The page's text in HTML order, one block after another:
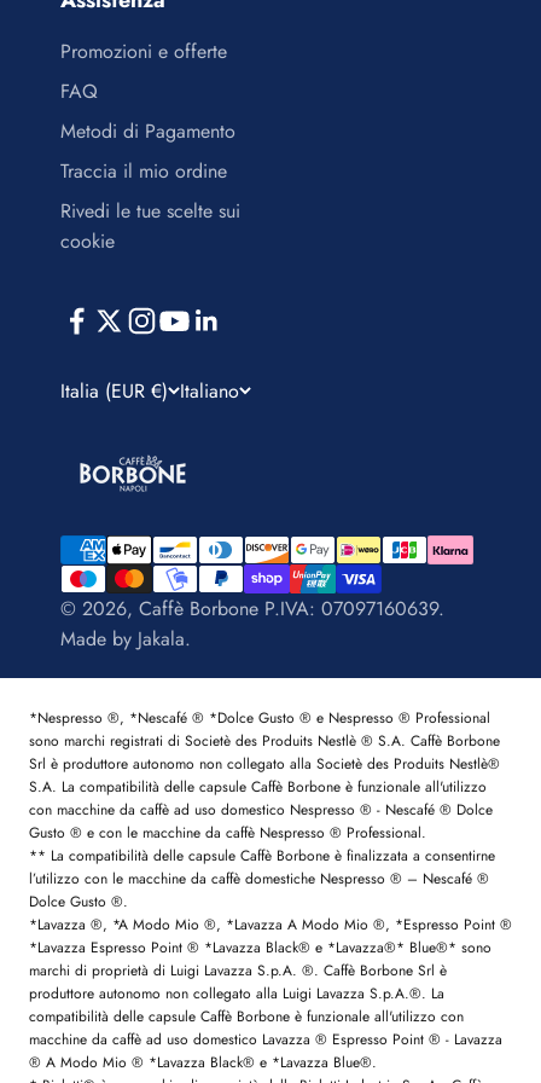
Promozioni e offerte
FAQ
Metodi di Pagamento
Traccia il mio ordine
Rivedi le tue scelte sui
cookie
Italia (EUR €) Italiano
© 2026, Caffè Borbone P.IVA: 07097160639.
Made by Jakala.
*Nespresso ®, *Nescafé ® *Dolce Gusto ® e Nespresso ® Professional
sono marchi registrati di Societè des Produits Nestlè ® S.A. Caffè Borbone
Srl è produttore autonomo non collegato alla Societè des Produits Nestlè®
S.A. La compatibilità delle capsule Caffè Borbone è funzionale all'utilizzo
con macchine da caffè ad uso domestico Nespresso ® - Nescafé ® Dolce
Gusto ® e con le macchine da caffè Nespresso ® Professional.
** La compatibilità delle capsule Caffè Borbone è finalizzata a consentirne
l’utilizzo con le macchine da caffè domestiche Nespresso ® – Nescafé ®
Dolce Gusto ®.
*Lavazza ®, *A Modo Mio ®, *Lavazza A Modo Mio ®, *Espresso Point ®
*Lavazza Espresso Point ® *Lavazza Black® e *Lavazza®* Blue®* sono
marchi di proprietà di Luigi Lavazza S.p.A. ®. Caffè Borbone Srl è
produttore autonomo non collegato alla Luigi Lavazza S.p.A.®. La
compatibilità delle capsule Caffè Borbone è funzionale all'utilizzo con
macchine da caffè ad uso domestico Lavazza ® Espresso Point ® - Lavazza
® A Modo Mio ® *Lavazza Black® e *Lavazza Blue®.